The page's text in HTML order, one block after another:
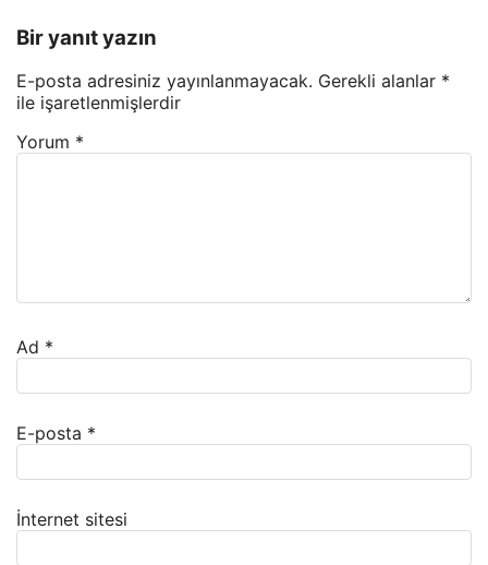
Bir yanıt yazın
E-posta adresiniz yayınlanmayacak. Gerekli alanlar *
ile işaretlenmişlerdir
Yorum *
Ad *
E-posta *
İnternet sitesi